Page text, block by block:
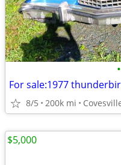
•
For sale:1977
8/5 200k mi
$5,000